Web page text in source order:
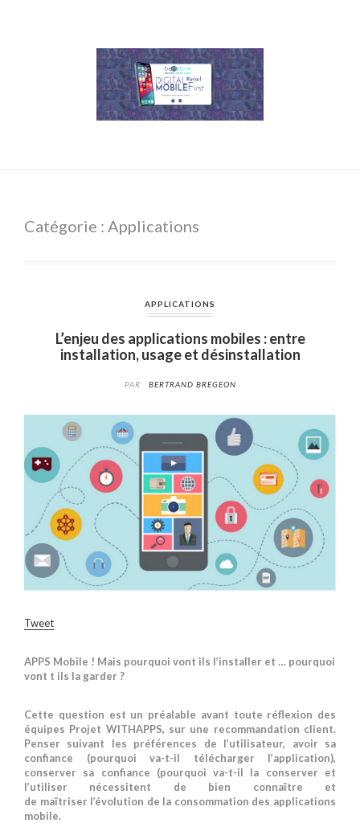
Catégorie : Applications
APPLICATIONS
L’enjeu des applications mobiles : entre
installation, usage et désinstallation
PAR BERTRAND BREGEON
Tweet
APPS Mobile ! Mais pourquoi vont ils l’installer et … pourquoi
vont t ils la garder ?
Cette question est un préalable avant toute réflexion des
équipes Projet WITHAPPS, sur une recommandation client.
Penser suivant les préférences de l’utilisateur, avoir sa
confiance (pourquoi va-t-il télécharger l’application),
conserver sa confiance (pourquoi va-t-il la conserver et
l’utiliser nécessitent de bien connaître et
de maîtriser l’évolution de la consommation des applications
mobile.